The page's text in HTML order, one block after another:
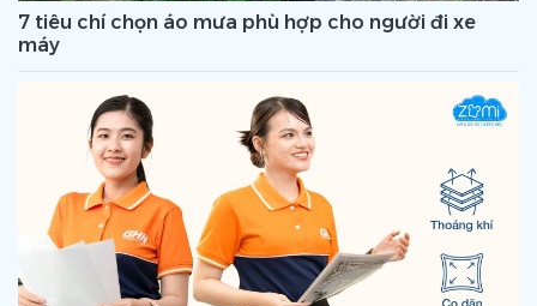
7 tiêu chí chọn áo mưa phù hợp cho người đi xe
máy